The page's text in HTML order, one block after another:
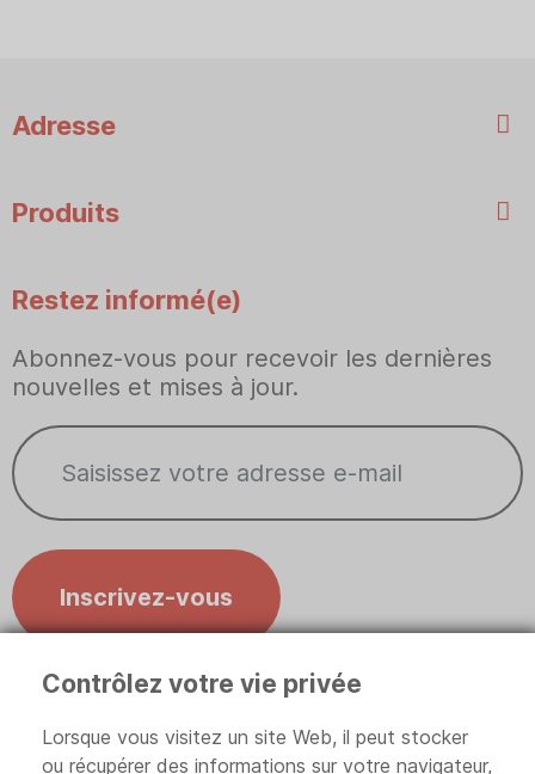
Adresse
Produits
Restez informé(e)
Abonnez-vous pour recevoir les dernières
nouvelles et mises à jour.
Inscrivez-vous
Contrôlez votre vie privée
Lorsque vous visitez un site Web, il peut stocker
ou récupérer des informations sur votre navigateur,